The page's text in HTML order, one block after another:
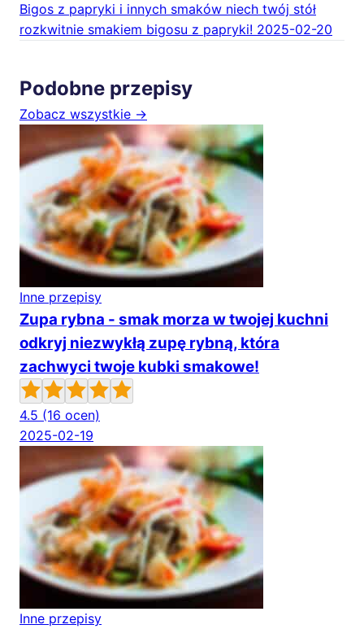
Bigos z papryki i innych smaków niech twój stół
rozkwitnie smakiem bigosu z papryki! 2025-02-20
Podobne przepisy
Zobacz wszystkie →
Inne przepisy
Zupa rybna - smak morza w twojej kuchni
odkryj niezwykłą zupę rybną, która
zachwyci twoje kubki smakowe!
4.5 (16 ocen)
2025-02-19
Inne przepisy